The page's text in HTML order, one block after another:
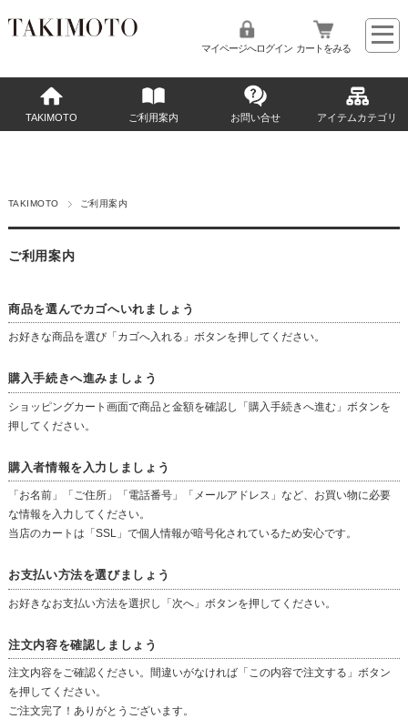
マイページへログイン カートをみる
TAKIMOTO ご利用案内 お問い合せ アイテムカテゴリ
TAKIMOTO ご利用案内
ご利用案内
商品を選んでカゴへいれましょう
お好きな商品を選び「カゴへ入れる」ボタンを押してください。
購入手続きへ進みましょう
ショッピングカート画面で商品と金額を確認し「購入手続きへ進む」ボタンを
押してください。
購入者情報を入力しましょう
「お名前」「ご住所」「電話番号」「メールアドレス」など、お買い物に必要
な情報を入力してください。
当店のカートは「SSL」で個人情報が暗号化されているため安心です。
お支払い方法を選びましょう
お好きなお支払い方法を選択し「次へ」ボタンを押してください。
注文内容を確認しましょう
注文内容をご確認ください。間違いがなければ「この内容で注文する」ボタン
を押してください。
ご注文完了！ありがとうございます。